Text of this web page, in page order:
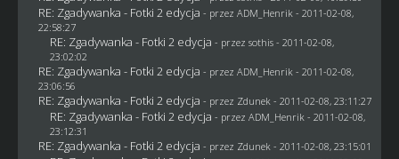
RE: Zgadywanka - Fotki 2 edycja - przez ADM_Henrik - 2011-02-08,
22:58:27
RE: Zgadywanka - Fotki 2 edycja - przez sothis- 2011-02-08,
23:02:02
RE: Zgadywanka - Fotki 2 edycja - przez ADM_Henrik - 2011-02-08,
23:06:56
RE: Zgadywanka - Fotki 2 edycja - przez Zdunek - 2011-02-08, 23:11:27
RE: Zgadywanka - Fotki 2 edycja - przez ADM_Henrik - 2011-02-08,
23:12:31
RE: Zgadywanka - Fotki 2 edycja - przez Zdunek - 2011-02-08, 23:15:01